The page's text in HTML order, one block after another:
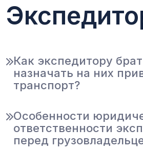
Как экспедитору
назначать на них
транспорт?
Особенности
ответственности
перед